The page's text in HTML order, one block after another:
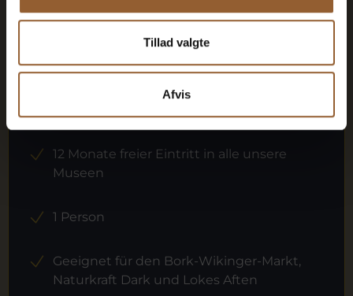
Tillad valgte
Afvis
Gold
12 Monate freier Eintritt in alle unsere
Museen
1 Person
Geeignet für den Bork-Wikinger-Markt,
Naturkraft Dark und Lokes Aften